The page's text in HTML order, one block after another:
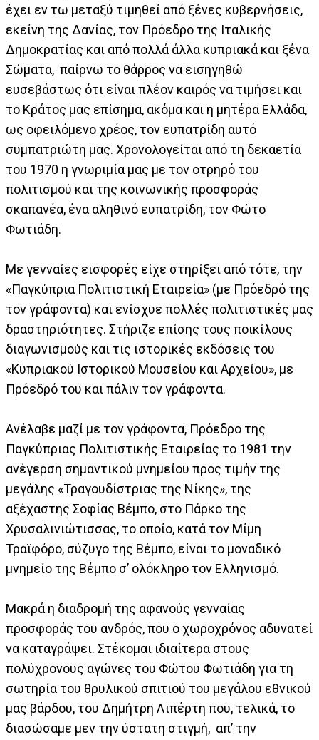
έχει εν τω μεταξύ τιμηθεί από ξένες κυβερνήσεις,
εκείνη της Δανίας, τον Πρόεδρο της Ιταλικής
Δημοκρατίας και από πολλά άλλα κυπριακά και ξένα
Σώματα, παίρνω το θάρρος να εισηγηθώ
ευσεβάστως ότι είναι πλέον καιρός να τιμήσει και
το Κράτος μας επίσημα, ακόμα και η μητέρα Ελλάδα,
ως οφειλόμενο χρέος, τον ευπατρίδη αυτό
συμπατριώτη μας. Χρονολογείται από τη δεκαετία
του 1970 η γνωριμία μας με τον οτρηρό του
πολιτισμού και της κοινωνικής προσφοράς
σκαπανέα, ένα αληθινό ευπατρίδη, τον Φώτο
Φωτιάδη.
Με γενναίες εισφορές είχε στηρίξει από τότε, την
«Παγκύπρια Πολιτιστική Εταιρεία» (με Πρόεδρό της
τον γράφοντα) και ενίσχυε πολλές πολιτιστικές μας
δραστηριότητες. Στήριζε επίσης τους ποικίλους
διαγωνισμούς και τις ιστορικές εκδόσεις του
«Κυπριακού Ιστορικού Μουσείου και Αρχείου», με
Πρόεδρό του και πάλιν τον γράφοντα.
Ανέλαβε μαζί με τον γράφοντα, Πρόεδρο της
Παγκύπριας Πολιτιστικής Εταιρείας το 1981 την
ανέγερση σημαντικού μνημείου προς τιμήν της
μεγάλης «Τραγουδίστριας της Νίκης», της
αξέχαστης Σοφίας Βέμπο, στο Πάρκο της
Χρυσαλινιώτισσας, το οποίο, κατά τον Μίμη
Τραϊφόρο, σύζυγο της Βέμπο, είναι το μοναδικό
μνημείο της Βέμπο σ’ ολόκληρο τον Ελληνισμό.
Μακρά η διαδρομή της αφανούς γενναίας
προσφοράς του ανδρός, που ο χωροχρόνος αδυνατεί
να καταγράψει. Στέκομαι ιδιαίτερα στους
πολύχρονους αγώνες του Φώτου Φωτιάδη για τη
σωτηρία του θρυλικού σπιτιού του μεγάλου εθνικού
μας βάρδου, του Δημήτρη Λιπέρτη που, τελικά, το
διασώσαμε μεν την ύστατη στιγμή, απ’ την